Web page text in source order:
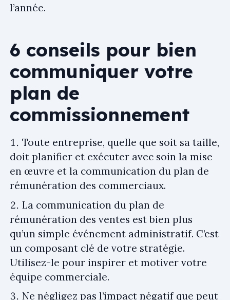
l’année.
6 conseils pour bien
communiquer votre
plan de
commissionnement
Toute entreprise, quelle que soit sa taille,
doit planifier et exécuter avec soin la mise
en œuvre et la communication du plan de
rémunération des commerciaux.
La communication du plan de
rémunération des ventes est bien plus
qu’un simple événement administratif. C’est
un composant clé de votre stratégie.
Utilisez-le pour inspirer et motiver votre
équipe commerciale.
Ne négligez pas l’impact négatif que peut